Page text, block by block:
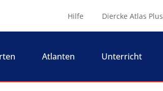
Hilfe Diercke Atlas Plus
Atlanten Unterricht